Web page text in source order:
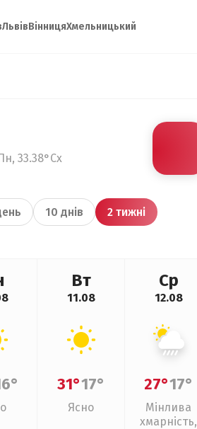
ЛьвівВінницяХмельницький
33.38°Сх
10 днів 2 тижні
Вт
11.08
31°17°
Ясно
Ср
12.08
27°17°
Мінлива
хмарність,